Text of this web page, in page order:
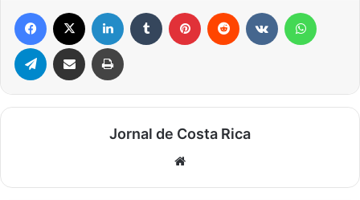
Facebook Linkedin Tumblr Pinterest Reddit
Telegram Compartilhar via e-mail Imprimir
Jornal de Costa Rica